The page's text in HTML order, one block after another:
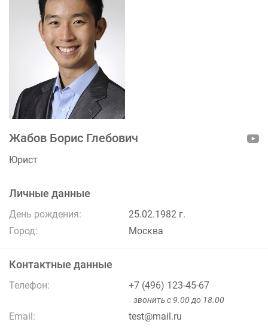
Жабов Борис Глебович
Юрист
Личные данные
День рождения:
25.02.1982 г.
Город:
Москва
Контактные данные
Телефон: +7 (496) 123-45-67
звонить с 9.00 до 18.00
Email: test@mail.ru